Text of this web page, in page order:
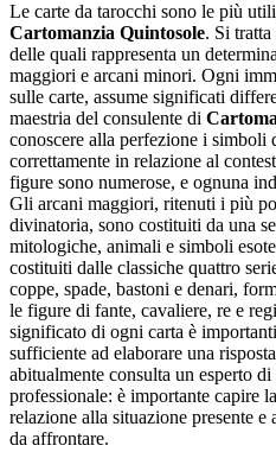
Le carte da tarocchi sono le più
Cartomanzia Quintosole. Si
delle quali rappresenta un
maggiori e arcani minori. Ogni
sulle carte, assume significati
maestria del consulente di
conoscere alla perfezione i simboli
correttamente in relazione al
figure sono numerose, e ognuna
Gli arcani maggiori, ritenuti i più
divinatoria, sono costituiti da una
mitologiche, animali e simboli
costituiti dalle classiche quattro
coppe, spade, bastoni e denari,
le figure di fante, cavaliere, re e
significato di ogni carta è
sufficiente ad elaborare una
abitualmente consulta un esperto di
professionale: è importante capire
relazione alla situazione presente
da affrontare.